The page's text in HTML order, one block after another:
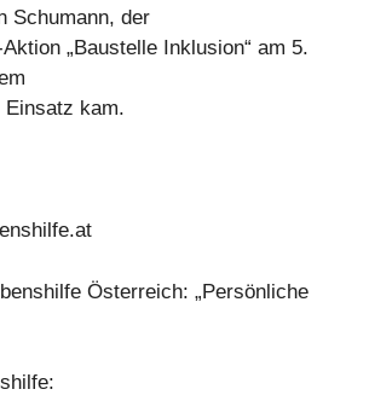
Schumann, der
„Baustelle Inklusion“ am 5.
Einsatz kam.
Österreich: „Persönliche